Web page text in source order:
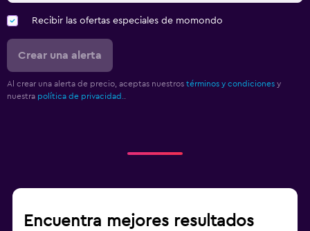
Recibir las ofertas especiales de momondo
Crear una alerta
Al crear una alerta de precio, aceptas nuestros términos y condiciones y
nuestra política de privacidad.
Encuentra mejores resultados